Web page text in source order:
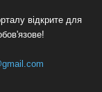
відкрите для